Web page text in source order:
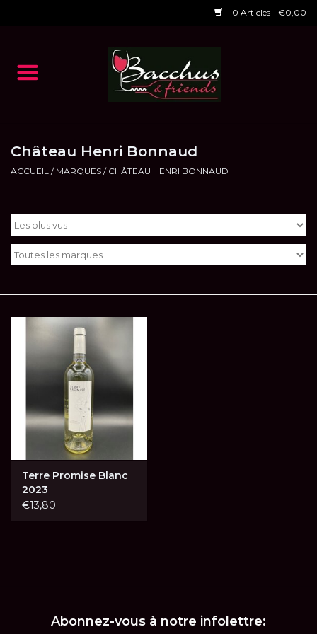
0 Articles - €0,00
Accueil
Dégustations
Chèques cadeaux
RESTAURANT EPHEMERE
LES ATELIERS
OENOLOGIQUES DE
BACCHUS CLUB
LA RESERVE DE BACCHUS
Réservations
Château Henri Bonnaud
ACCUEIL / MARQUES / CHÂTEAU HENRI BONNAUD
Terre Promise Blanc
2023
€13,80
Abonnez-vous à notre infolettre: